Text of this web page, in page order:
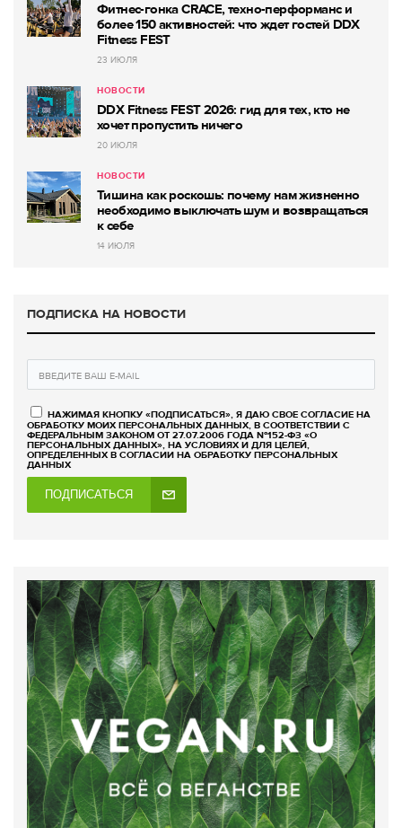
Фитнес-гонка CRACE, техно-перформанс и
более 150 активностей: что ждет гостей DDX
Fitness FEST
23 ИЮЛЯ
НОВОСТИ
DDX Fitness FEST 2026: гид для тех, кто не
хочет пропустить ничего
20 ИЮЛЯ
НОВОСТИ
Тишина как роскошь: почему нам жизненно
необходимо выключать шум и возвращаться
к себе
14 ИЮЛЯ
ПОДПИСКА НА НОВОСТИ
НАЖИМАЯ КНОПКУ «ПОДПИСАТЬСЯ», Я ДАЮ СВОЕ СОГЛАСИЕ НА
ОБРАБОТКУ МОИХ ПЕРСОНАЛЬНЫХ ДАННЫХ, В СООТВЕТСТВИИ С
ФЕДЕРАЛЬНЫМ ЗАКОНОМ ОТ 27.07.2006 ГОДА №152-ФЗ «О
ПЕРСОНАЛЬНЫХ ДАННЫХ», НА УСЛОВИЯХ И ДЛЯ ЦЕЛЕЙ,
ОПРЕДЕЛЕННЫХ В СОГЛАСИИ НА ОБРАБОТКУ ПЕРСОНАЛЬНЫХ
ДАННЫХ
ПОДПИСАТЬСЯ